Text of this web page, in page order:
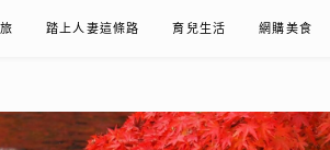
踏上人妻這條路 育兒生活 網購美食